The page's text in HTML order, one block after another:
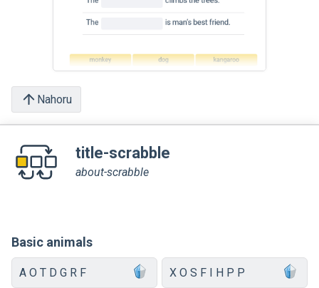
Nahoru
title-scrabble
about-scrabble
Basic animals
A O T D G R F X O S F I H P P